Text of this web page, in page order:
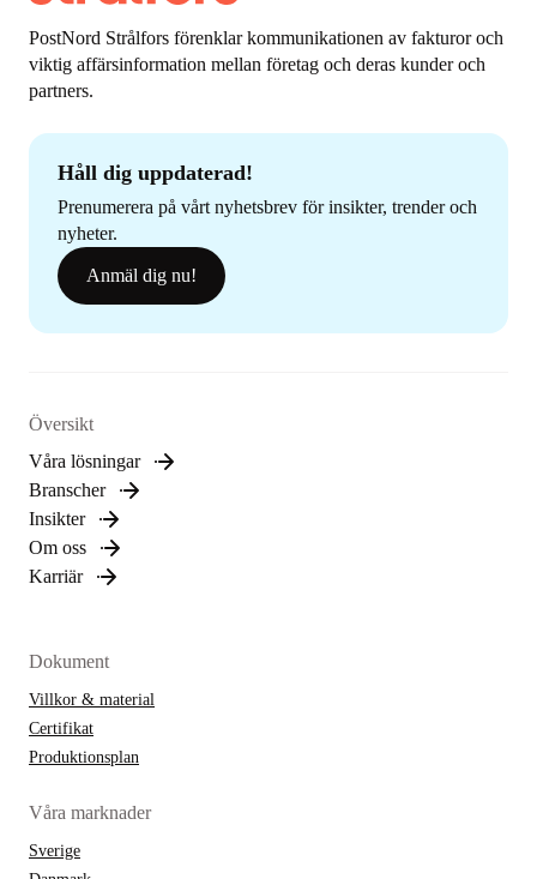
PostNord Strålfors förenklar kommunikationen av fakturor och
viktig affärsinformation mellan företag och deras kunder och
partners.
Håll dig uppdaterad!
Prenumerera på vårt nyhetsbrev för insikter, trender och
nyheter.
Anmäl dig nu!
Översikt
Våra lösningar
Branscher
Insikter
Om oss
Karriär
Dokument
Villkor & material
Certifikat
Produktionsplan
Våra marknader
Sverige